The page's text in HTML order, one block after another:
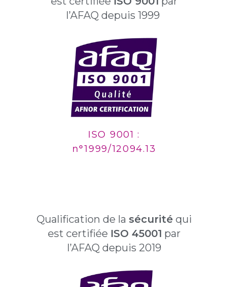
l’AFAQ depuis 1999
ISO 9001 :
n°1999/12094.13
Qualification de la sécurité qui
est certifiée ISO 45001 par
l’AFAQ depuis 2019